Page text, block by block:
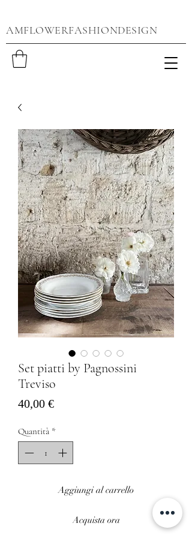
AMFLOWERFASHIONDESIGN
Set piatti by Pagnossini
Treviso
40,00 €Prezzo
Quantità *
Aggiungi al carrello
Acquista ora